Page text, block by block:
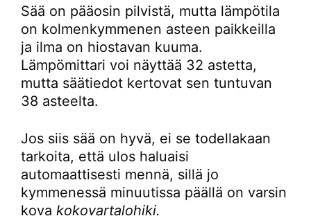
Sää on pääosin pilvistä, mutta lämpötila
on kolmenkymmenen asteen paikkeilla
ja ilma on hiostavan kuuma.
Lämpömittari voi näyttää 32 astetta,
mutta säätiedot kertovat sen tuntuvan
38 asteelta.
Jos siis sää on hyvä, ei se todellakaan
tarkoita, että ulos haluaisi
automaattisesti mennä, sillä jo
kymmenessä minuutissa päällä on varsin
kova kokovartalohiki.